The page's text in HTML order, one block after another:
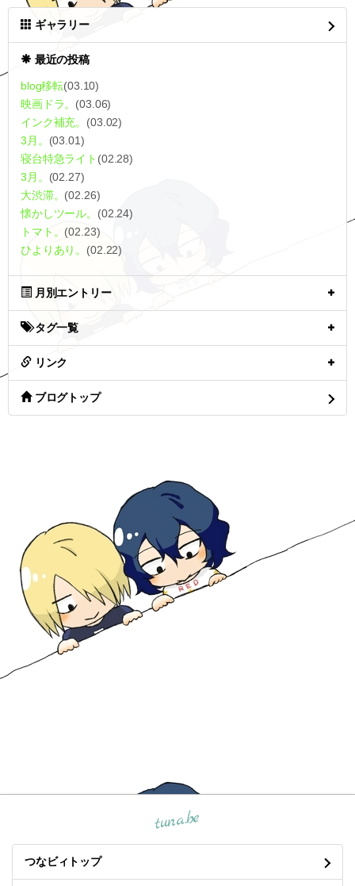
ギャラリー
最近の投稿
blog移転(03.10)
映画ドラ。 (03.06)
インク補充。 (03.02)
3月。 (03.01)
寝台特急ライト (02.28)
3月。 (02.27)
大渋滞。 (02.26)
懐かしツール。 (02.24)
トマト。 (02.23)
ひよりあり。 (02.22)
月別エントリー
タグ一覧
リンク
ブログトップ
tuna.be
つなビィトップ